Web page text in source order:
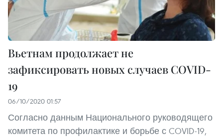
Вьетнам продолжает не
зафиксировать новых случаев COVID-
19
06/10/2020 01:57
Согласно данным Национального руководящего
комитета по профилактике и борьбе с COVID-19,